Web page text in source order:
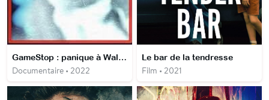
GameStop : panique à Wall Street
Documentaire • 2022
Le bar de la tendresse
Film • 2021